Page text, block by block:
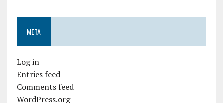
META
Log in
Entries feed
Comments feed
WordPress.org